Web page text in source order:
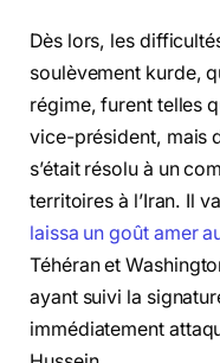
Dès lors, les
soulèvement kurde,
régime, furent telles
vice-président, mais
s’était résolu à un
territoires à l’Iran. Il
laissa un goût amer
Téhéran et
ayant suivi la
immédiatement